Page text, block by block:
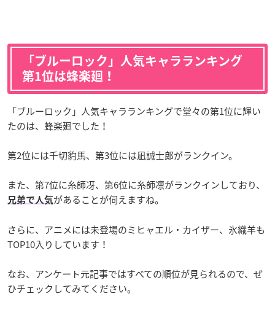
「ブルーロック」人気キャラランキング
第1位は蜂楽廻！
「ブルーロック」人気キャラランキングで堂々の第1位に輝い
たのは、蜂楽廻でした！
第2位には千切豹馬、第3位には凪誠士郎がランクイン。
また、第7位に糸師冴、第6位に糸師凛がランクインしており、
兄弟で人気があることが伺えますね。
さらに、アニメには未登場のミヒャエル・カイザー、氷織羊も
TOP10入りしています！
なお、アンケート元記事ではすべての順位が見られるので、ぜ
ひチェックしてみてください。